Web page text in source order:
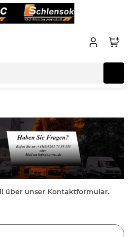
über unser Kontaktformular.